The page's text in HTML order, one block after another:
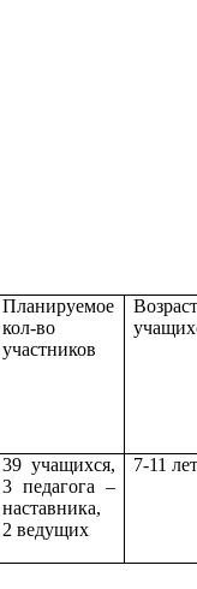
Планируемое
кол-во
участников
39 учащихся,
3 педагога –
наставника,
2 ведущих
7-11